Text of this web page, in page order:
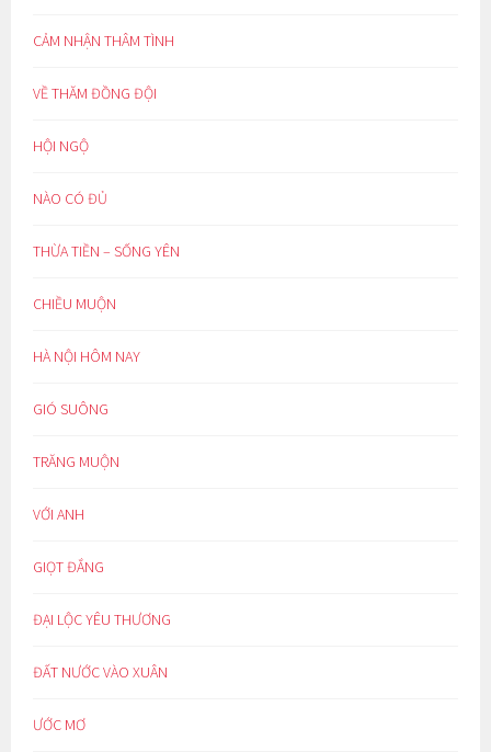
CẢM NHẬN THÂM TÌNH
VỀ THĂM ĐỒNG ĐỘI
HỘI NGỘ
NÀO CÓ ĐỦ
THỪA TIỀN – SỐNG YÊN
CHIỀU MUỘN
HÀ NỘI HÔM NAY
GIÓ SUÔNG
TRĂNG MUỘN
VỚI ANH
GIỌT ĐẮNG
ĐẠI LỘC YÊU THƯƠNG
ĐẤT NƯỚC VÀO XUÂN
ƯỚC MƠ